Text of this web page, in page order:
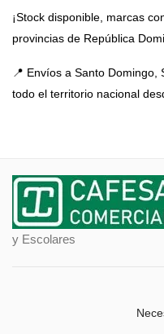
¡Stock disponible, marcas
provincias de República
📍 Envíos a Santo Domingo,
todo el territorio nacional
y Escolares